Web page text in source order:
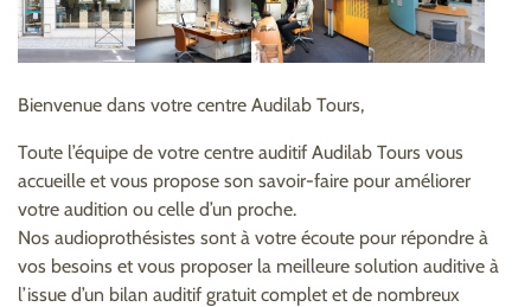
Bienvenue dans votre centre Audilab Tours,
Toute l’équipe de votre centre auditif Audilab Tours vous
accueille et vous propose son savoir-faire pour améliorer
votre audition ou celle d’un proche.
Nos audioprothésistes sont à votre écoute pour répondre à
vos besoins et vous proposer la meilleure solution auditive à
l’issue d’un bilan auditif gratuit complet et de nombreux